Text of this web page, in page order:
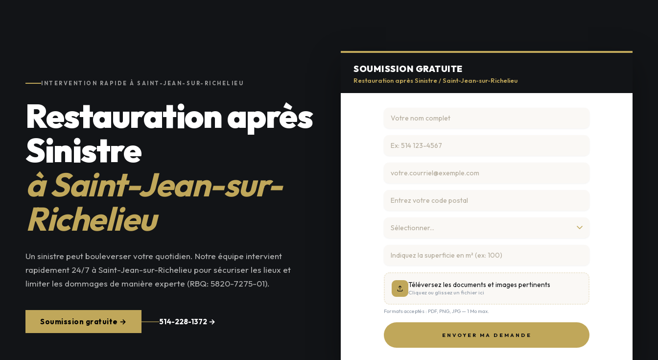
INTERVENTION RAPIDE À SAINT-JEAN-SUR-RICHELIEU
Restauration après
Sinistre
à Saint-Jean-sur-
Richelieu
Un sinistre peut bouleverser votre quotidien. Notre équipe intervient
rapidement 24/7 à Saint-Jean-sur-Richelieu pour sécuriser les lieux et
limiter les dommages de manière experte (RBQ: 5820-7275-01).
Soumission gratuite → 514-228-1372 →
SOUMISSION GRATUITE
Restauration après Sinistre / Saint-Jean-sur-Richelieu
Téléversez les documents et images pertinents
Cliquez ou glissez un fichier ici
Formats acceptés : PDF, PNG, JPG — 1 Mo max.
ENVOYER MA DEMANDE